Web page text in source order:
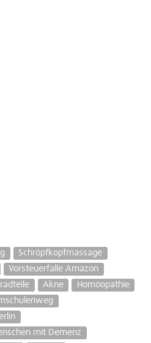
Schröpfkopfmassage
Vorsteuerfalle Amazon
Akne
Homöopathie
mit Demenz